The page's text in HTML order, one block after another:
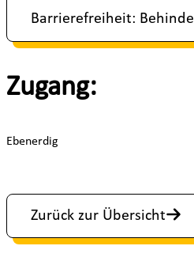
Barrierefreiheit:
Zugang:
Ebenerdig
Zurück zur Übersicht